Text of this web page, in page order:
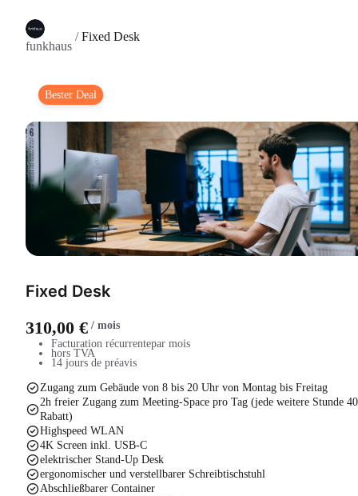
funkhaus
/Fixed Desk
Bester Deal
Fixed Desk
310,00 € / mois
Facturation récurrentepar mois
hors TVA
14 jours de préavis
Zugang zum Gebäude von 8 bis 20 Uhr von Montag bis Freitag
2h freier Zugang zum Meeting-Space pro Tag (jede weitere Stunde
Rabatt)
Highspeed WLAN
4K Screen inkl. USB-C
elektrischer Stand-Up Desk
ergonomischer und verstellbarer Schreibtischstuhl
Abschließbarer Container